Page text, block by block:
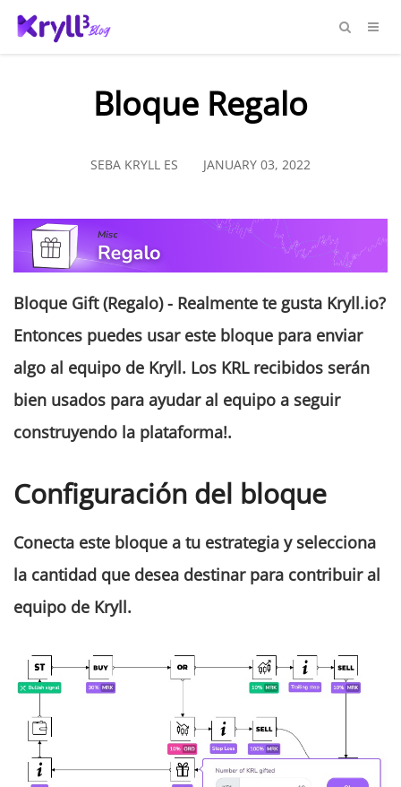
Bloque Regalo
SEBA KRYLL ES JANUARY 03, 2022
Bloque Gift(Regalo)- Realmente te gusta Kryll.io?
Entonces puedes usar este bloque para enviar
algo al equipo de Kryll. Los KRL recibidos serán
bien usados para ayudar al equipo a seguir
construyendo la plataforma!.
Configuración del bloque
Conecta este bloque a tu estrategia y selecciona
la cantidad que desea destinar para contribuir al
equipo de Kryll.